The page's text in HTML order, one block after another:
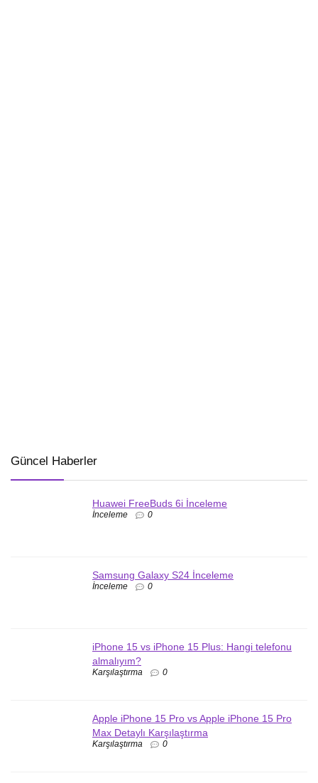
Güncel Haberler
Huawei FreeBuds 6i İnceleme
İnceleme 0
Samsung Galaxy S24 İnceleme
İnceleme 0
iPhone 15 vs iPhone 15 Plus: Hangi telefonu
almalıyım?
Karşılaştırma 0
Apple iPhone 15 Pro vs Apple iPhone 15 Pro
Max Detaylı Karşılaştırma
Karşılaştırma 0